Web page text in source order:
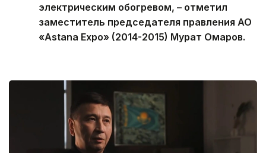
электрическим обогревом, – отметил
заместитель председателя правления АО
«Astana Expo» (2014-2015) Мурат Омаров.